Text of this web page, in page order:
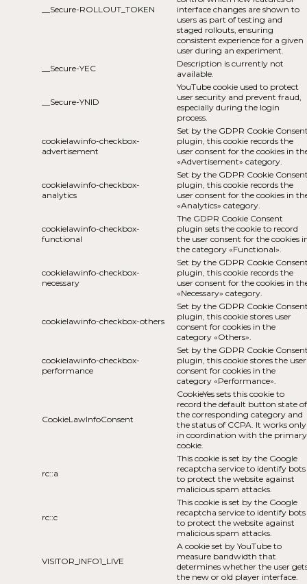
__Secure-ROLLOUT_TOKEN
interface changes are shown to
users as part of testing and
staged rollouts, ensuring
consistent experience for a given
user during an experiment.
__Secure-YEC
Description is currently not
available.
__Secure-YNID
YouTube cookie used to protect
user security and prevent fraud,
especially during the login
process.
cookielawinfo-checkbox-
advertisement
Set by the GDPR Cookie
plugin, this cookie records the
user consent for the cookies in
«Advertisement» category.
cookielawinfo-checkbox-
analytics
Set by the GDPR Cookie
plugin, this cookie records the
user consent for the cookies in
«Analytics» category.
cookielawinfo-checkbox-
functional
The GDPR Cookie Consent
plugin sets the cookie to record
the user consent for the cookies
the category «Functional».
cookielawinfo-checkbox-
necessary
Set by the GDPR Cookie
plugin, this cookie records the
user consent for the cookies in
«Necessary» category.
cookielawinfo-checkbox-others
Set by the GDPR Cookie
plugin, this cookie stores user
consent for cookies in the
category «Others».
cookielawinfo-checkbox-
performance
Set by the GDPR Cookie
plugin, this cookie stores the user
consent for cookies in the
category «Performance».
CookieLawInfoConsent
CookieYes sets this cookie to
record the default button state of
the corresponding category and
the status of CCPA. It works only
in coordination with the primary
cookie.
rc::a
This cookie is set by the Google
recaptcha service to identify bots
to protect the website against
malicious spam attacks.
rc::c
This cookie is set by the Google
recaptcha service to identify bots
to protect the website against
malicious spam attacks.
VISITOR_INFO1_LIVE
A cookie set by YouTube to
measure bandwidth that
determines whether the user
the new or old player interface.